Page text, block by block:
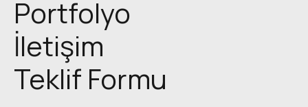
Portfolyo
İletişim
Teklif Formu